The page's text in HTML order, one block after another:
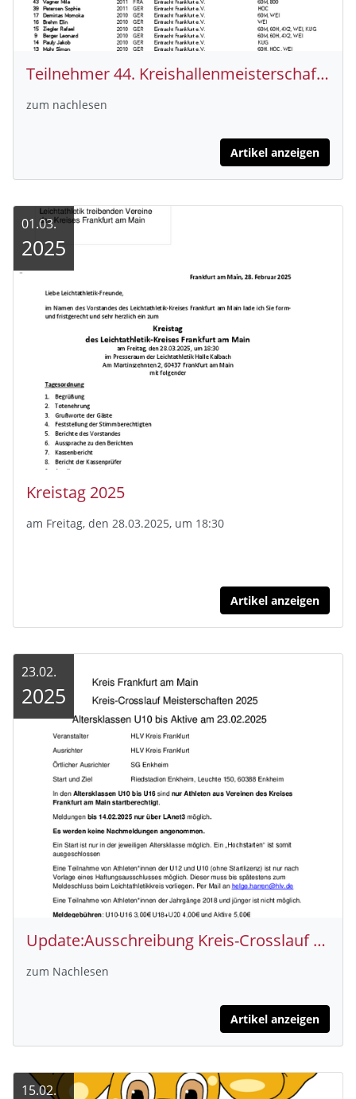
Teilnehmer 44. Kreishallenmeisterschaften
zum nachlesen
Artikel anzeigen
Kreistag 2025
am Freitag, den 28.03.2025, um 18:30
Artikel anzeigen
01.03.
2025
Update:Ausschreibung Kreis-Crosslauf Meisterschaften 2025
zum Nachlesen
Artikel anzeigen
23.02.
2025
15.02.